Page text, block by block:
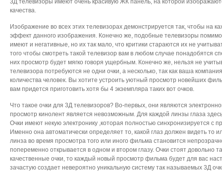
3Д телевизоры имеют очень красивую ЖК панель, на которой
качества.
Изображение во всех этих телевизорах демонстрируется так, чтобы на
эффект данного изображения. Конечно же, подобные телевизоры помимо
имеют и негативные, но их так мало, что критики стараются их не
того чтобы смотреть такой телевизор вам в любом случае понадобятся
них просмотр будет мягко говоря ущербным. Конечно же, нельзя не
телевизора потребуются не одни очки, а несколько, так как ваша
количества человек. Вы хотите устроить уютный просмотр новейших
вам придется приготовить хотя бы 4 экземпляра таких вот очков.
Что такое очки для 3Д телевизоров? Во-первых, они являются
просмотр кинолент является невозможным. Для каждой линзы глаза
Очки имеют некую электронику ,которая полностью синхронизируется с
Именно она автоматически определяет то, какой глаз должен видеть то
линза во время просмотра того или иного фильма становится
попеременно открывается в одном и втором глазу. Очки стоят довольно
качественные очки, то каждый новый просмотр фильма будет для вас
зачастую создает невероятно уникальную систему так называемых 3Д